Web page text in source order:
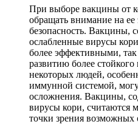
При выборе вакцины от
обращать внимание на ее
безопасность. Вакцины,
ослабленные вирусы
более эффективными,
развитию более
некоторых людей,
иммунной системой,
осложнения. Вакцины,
вирусы кори, считаются
точки зрения